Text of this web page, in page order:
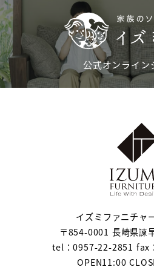
公式オンライン
イズミファニチャ
〒854-0001 長崎県諫
tel：0957-22-2851 fax
OPEN11:00